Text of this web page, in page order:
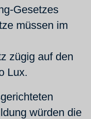
Gesetzes
müssen im
zügig auf den
Lux.
würden die